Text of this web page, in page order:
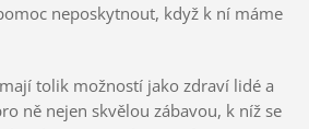
neposkytnout, když k ní máme
tolik možností jako zdraví lidé a
ně nejen skvělou zábavou, k níž se